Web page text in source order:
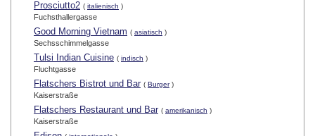
Prosciutto2 ( italienisch )
Fuchsthallergasse
Good Morning Vietnam ( asiatisch )
Sechsschimmelgasse
Tulsi Indian Cuisine ( indisch )
Fluchtgasse
Flatschers Bistrot und Bar ( Burger)
Kaiserstraße
Flatschers Restaurant und Bar ( amerikanisch )
Kaiserstraße